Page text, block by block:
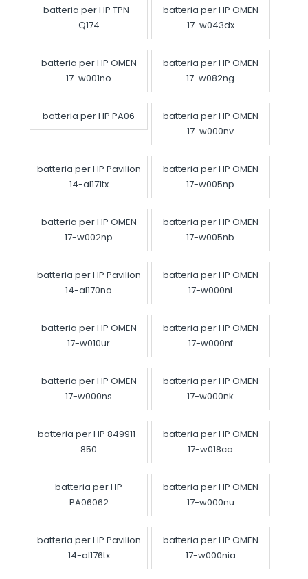
batteria per HP TPN-
Q174
batteria per HP OMEN
17-w043dx
batteria per HP OMEN
17-w001no
batteria per HP OMEN
17-w082ng
batteria per HP PA06
batteria per HP OMEN
17-w000nv
batteria per HP Pavilion
14-al171tx
batteria per HP OMEN
17-w005np
batteria per HP OMEN
17-w002np
batteria per HP OMEN
17-w005nb
batteria per HP Pavilion
14-al170no
batteria per HP OMEN
17-w000nl
batteria per HP OMEN
17-w010ur
batteria per HP OMEN
17-w000nf
batteria per HP OMEN
17-w000ns
batteria per HP OMEN
17-w000nk
batteria per HP 849911-
850
batteria per HP OMEN
17-w018ca
batteria per HP
PA06062
batteria per HP OMEN
17-w000nu
batteria per HP Pavilion
14-al176tx
batteria per HP OMEN
17-w000nia